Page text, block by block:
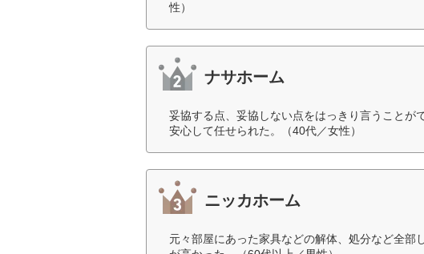
性）
ナサホーム
妥協する点、妥協しない点をはっきり言うことが
安心して任せられた。（40代／女性）
ニッカホーム
元々部屋にあった家具などの解体、処分など全